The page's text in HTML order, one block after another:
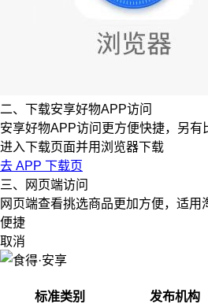
二、下载安享好物APP访问
安享好物APP访问更方便快捷，另有
进入下载页面并用浏览器下载
去 APP 下载页
三、网页端访问
网页端查看挑选商品更加方便，适用
便捷
取消
标准类别 发布机构